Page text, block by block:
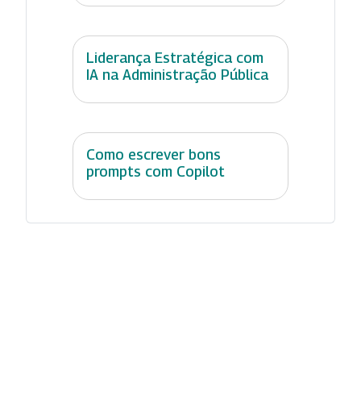
Liderança Estratégica com
IA na Administração Pública
Como escrever bons
prompts com Copilot